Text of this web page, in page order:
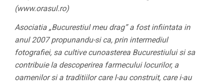
(www.orasul.ro)
Asociatia „Bucurestiul meu drag” a fost infiintata in
anul 2007 propunandu-si ca, prin intermediul
fotografiei, sa cultive cunoasterea Bucurestiului si sa
contribuie la descoperirea farmecului locurilor, a
oamenilor si a traditiilor care l-au construit, care i-au